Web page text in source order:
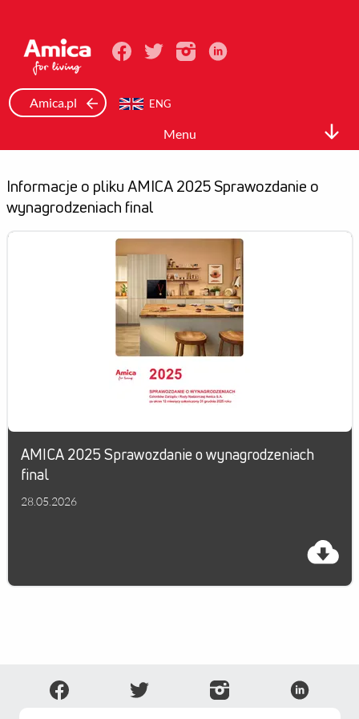
Amica.pl ENG
Menu
Dane finansowe
Raporty
Ład korporacyjny
WZA
Kontakt
Informacje o pliku AMICA 2025 Sprawozdanie o
wynagrodzeniach final
AMICA 2025 Sprawozdanie o wynagrodzeniach
final
28.05.2026